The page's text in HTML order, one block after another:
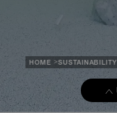
HOME SUSTAINABILITY